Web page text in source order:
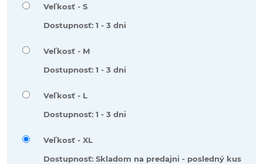
Veľkosť - S
Dostupnosť: 1 - 3 dni
Veľkosť - M
Dostupnosť: 1 - 3 dni
Veľkosť - L
Dostupnosť: 1 - 3 dni
Veľkosť - XL
Dostupnosť: Skladom na predajni - posledný kus